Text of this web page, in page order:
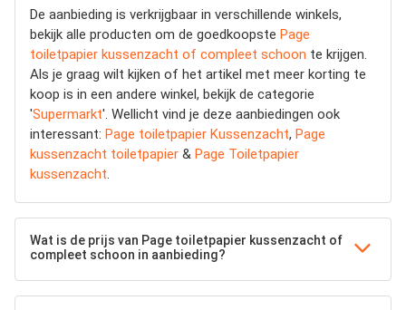
De aanbieding is verkrijgbaar in verschillende winkels,
bekijk alle producten om de goedkoopste Page
toiletpapier kussenzacht of compleet schoon te krijgen.
Als je graag wilt kijken of het artikel met meer korting te
koop is in een andere winkel, bekijk de categorie
'Supermarkt'. Wellicht vind je deze aanbiedingen ook
interessant: Page toiletpapier Kussenzacht, Page
kussenzacht toiletpapier & Page Toiletpapier
kussenzacht.
Wat is de prijs van Page toiletpapier kussenzacht of
compleet schoon in aanbieding?